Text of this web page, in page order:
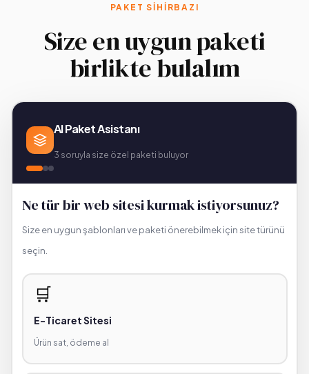
PAKET SIHIRBAZI
Size en uygun paketi
birlikte bulalım
AI Paket Asistanı
3 soruyla size özel paketi buluyor
Ne tür bir web sitesi kurmak istiyorsunuz?
Size en uygun şablonları ve paketi önerebilmek için site türünü
seçin.
🛒
E-Ticaret Sitesi
Ürün sat, ödeme al